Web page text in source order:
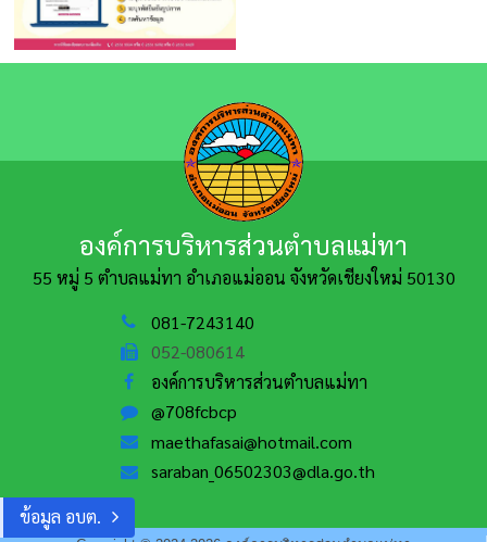
ข้อมูล อบต.
องค์การบริหารส่วนตำบลแม่ทา
55 หมู่ 5 ตำบลแม่ทา อำเภอแม่ออน จังหวัดเชียงใหม่ 50130
081-7243140
052-080614
องค์การบริหารส่วนตำบลแม่ทา
@708fcbcp
maethafasai@hotmail.com
saraban_06502303@dla.go.th